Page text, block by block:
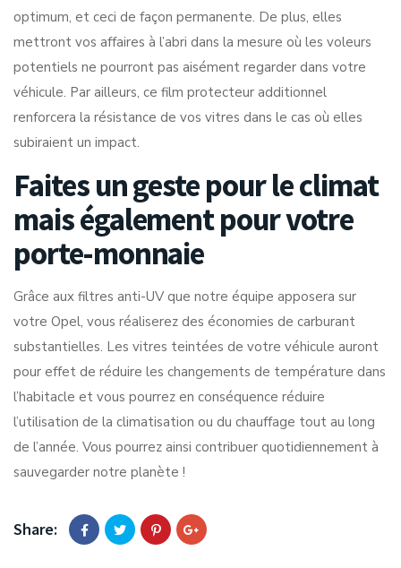
optimum, et ceci de façon permanente. De plus, elles
mettront vos affaires à l’abri dans la mesure où les voleurs
potentiels ne pourront pas aisément regarder dans votre
véhicule. Par ailleurs, ce film protecteur additionnel
renforcera la résistance de vos vitres dans le cas où elles
subiraient un impact.
Faites un geste pour le climat
mais également pour votre
porte-monnaie
Grâce aux filtres anti-UV que notre équipe apposera sur
votre Opel, vous réaliserez des économies de carburant
substantielles. Les vitres teintées de votre véhicule auront
pour effet de réduire les changements de température dans
l’habitacle et vous pourrez en conséquence réduire
l’utilisation de la climatisation ou du chauffage tout au long
de l’année. Vous pourrez ainsi contribuer quotidiennement à
sauvegarder notre planète !
Share: